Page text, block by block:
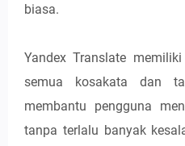
biasa.
Yandex Translate
semua kosakata dan
membantu pengguna
tanpa terlalu banyak